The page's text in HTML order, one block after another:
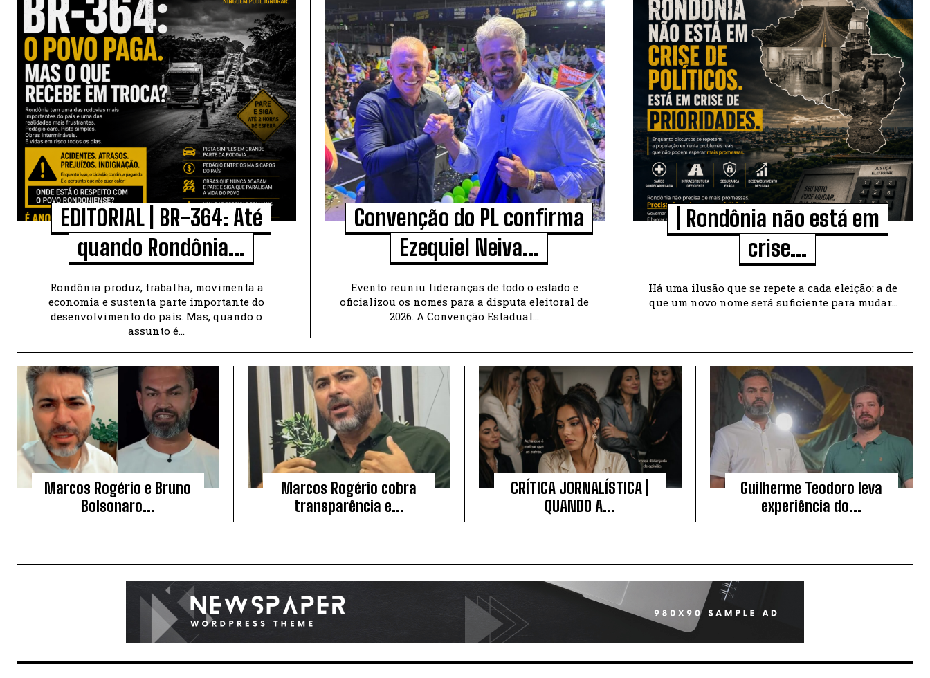
EDITORIAL | BR-364: Até
quando Rondônia...
Rondônia produz, trabalha, movimenta a
economia e sustenta parte importante do
desenvolvimento do país. Mas, quando o
assunto é...
Convenção do PL confirma
Ezequiel Neiva...
Evento reuniu lideranças de todo o estado e
oficializou os nomes para a disputa eleitoral de
2026. A Convenção Estadual...
| Rondônia não está em
crise...
Há uma ilusão que se repete a cada eleição: a de
que um novo nome será suficiente para mudar...
Marcos Rogério e Bruno
Bolsonaro...
Marcos Rogério cobra
transparência e...
CRÍTICA JORNALÍSTICA |
QUANDO A...
Guilherme Teodoro leva
experiência do...